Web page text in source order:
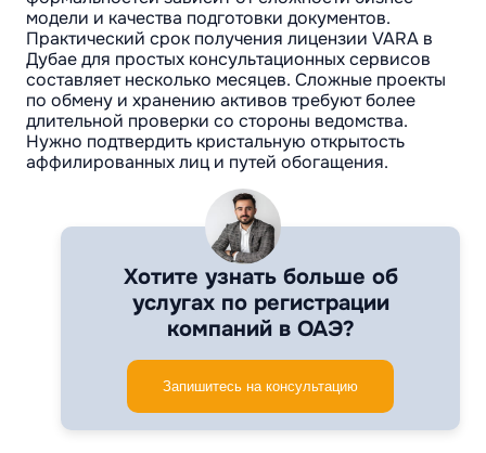
модели и качества подготовки документов.
Практический срок получения лицензии VARA в
Дубае для простых консультационных сервисов
составляет несколько месяцев. Сложные проекты
по обмену и хранению активов требуют более
длительной проверки со стороны ведомства.
Нужно подтвердить кристальную открытость
аффилированных лиц и путей обогащения.
Хотите узнать больше об
услугах по регистрации
компаний в ОАЭ?
Запишитесь на консультацию